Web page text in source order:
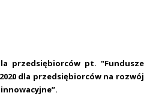
przedsiębiorców pt. "Fundusze
dla przedsiębiorców na rozwój